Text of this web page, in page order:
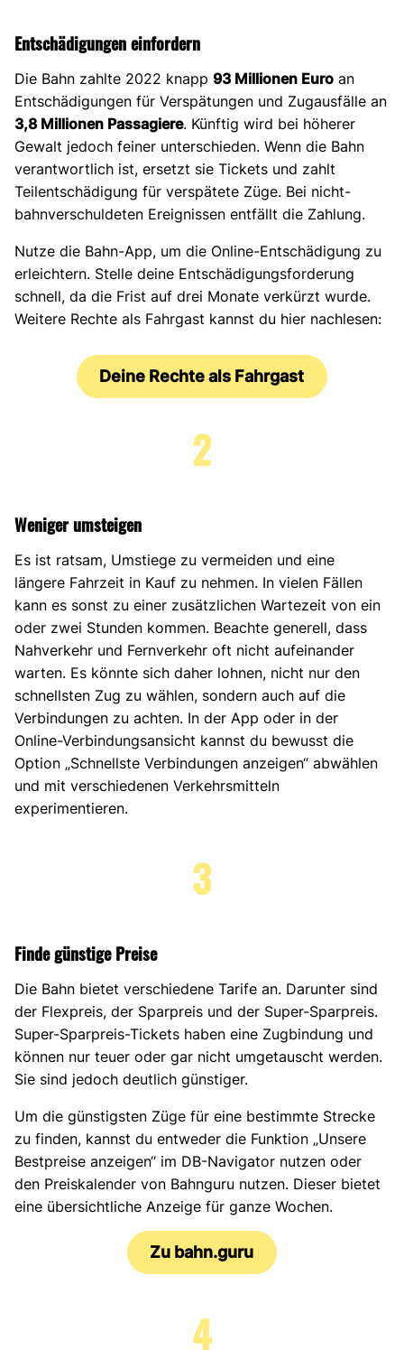
Entschädigungen einfordern
Die Bahn zahlte 2022 knapp 93 Millionen Euro an
Entschädigungen für Verspätungen und Zugausfälle an
3,8 Millionen Passagiere. Künftig wird bei höherer
Gewalt jedoch feiner unterschieden. Wenn die Bahn
verantwortlich ist, ersetzt sie Tickets und zahlt
Teilentschädigung für verspätete Züge. Bei nicht-
bahnverschuldeten Ereignissen entfällt die Zahlung.
Nutze die Bahn-App, um die Online-Entschädigung zu
erleichtern. Stelle deine Entschädigungsforderung
schnell, da die Frist auf drei Monate verkürzt wurde.
Weitere Rechte als Fahrgast kannst du hier nachlesen:
Deine Rechte als Fahrgast
2
Weniger umsteigen
Es ist ratsam, Umstiege zu vermeiden und eine
längere Fahrzeit in Kauf zu nehmen. In vielen Fällen
kann es sonst zu einer zusätzlichen Wartezeit von ein
oder zwei Stunden kommen. Beachte generell, dass
Nahverkehr und Fernverkehr oft nicht aufeinander
warten. Es könnte sich daher lohnen, nicht nur den
schnellsten Zug zu wählen, sondern auch auf die
Verbindungen zu achten. In der App oder in der
Online-Verbindungsansicht kannst du bewusst die
Option „Schnellste Verbindungen anzeigen“ abwählen
und mit verschiedenen Verkehrsmitteln
experimentieren.
3
Finde günstige Preise
Die Bahn bietet verschiedene Tarife an. Darunter sind
der Flexpreis, der Sparpreis und der Super-Sparpreis.
Super-Sparpreis-Tickets haben eine Zugbindung und
können nur teuer oder gar nicht umgetauscht werden.
Sie sind jedoch deutlich günstiger.
Um die günstigsten Züge für eine bestimmte Strecke
zu finden, kannst du entweder die Funktion „Unsere
Bestpreise anzeigen“ im DB-Navigator nutzen oder
den Preiskalender von Bahnguru nutzen. Dieser bietet
eine übersichtliche Anzeige für ganze Wochen.
Zu bahn.guru
4